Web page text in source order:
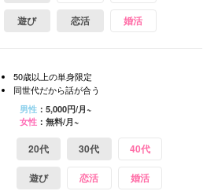
遊び 恋活 婚活
50歳以上の単身限定
同世代だから話が合う
男性 ：5,000円/月~
女性 ：無料/月~
20代 30代 40代
遊び 恋活 婚活